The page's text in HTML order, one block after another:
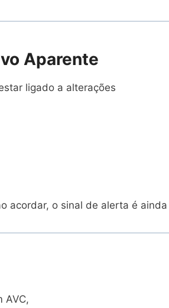
Aparente
ligado a alterações
acordar, o sinal de alerta é
AVC,